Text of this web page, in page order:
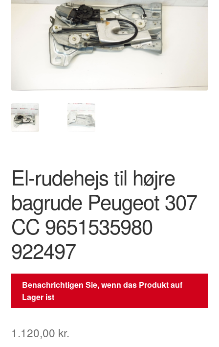
Kontakte
Om os
El-rudehejs til højre
bagrude Peugeot 307
CC 9651535980
922497
Benachrichtigen Sie, wenn das Produkt auf
Lager ist
1.120,00 kr.